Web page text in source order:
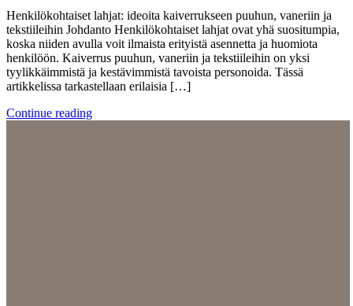
Henkilökohtaiset lahjat: ideoita kaiverrukseen puuhun, vaneriin ja
tekstiileihin Johdanto Henkilökohtaiset lahjat ovat yhä suositumpia,
koska niiden avulla voit ilmaista erityistä asennetta ja huomiota
henkilöön. Kaiverrus puuhun, vaneriin ja tekstiileihin on yksi
tyylikkäimmistä ja kestävimmistä tavoista personoida. Tässä
artikkelissa tarkastellaan erilaisia […]
Continue reading